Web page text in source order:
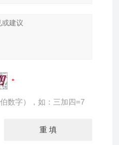
数字），如：三加四=7